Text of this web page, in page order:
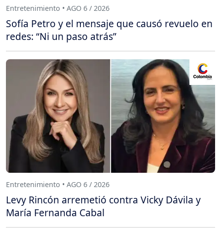
Entretenimiento • AGO 6 / 2026
Sofía Petro y el mensaje que causó revuelo en
redes: “Ni un paso atrás”
Entretenimiento • AGO 6 / 2026
Levy Rincón arremetió contra Vicky Dávila y
María Fernanda Cabal